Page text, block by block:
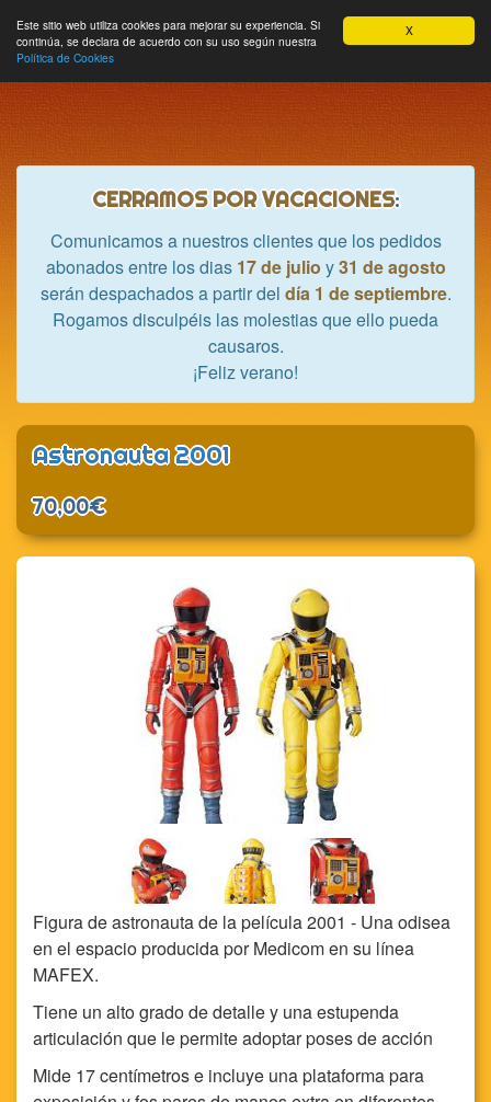
X
Este sitio web utiliza cookies para mejorar su experiencia. Si
continúa, se declara de acuerdo con su uso según nuestra
Política de Cookies
Hobbycrash Mi cuenta
CERRAMOS POR VACACIONES:
Comunicamos a nuestros clientes que los pedidos
abonados entre los dias 17 de julio y31 de agosto
serán despachados a partir del día 1 de septiembre.
Rogamos disculpéis las molestias que ello pueda
causaros.
¡Feliz verano!
Astronauta 2001
70,00€
Figura de astronauta de la película 2001 - Una odisea
en el espacio producida por Medicom en su línea
MAFEX.
Tiene un alto grado de detalle y una estupenda
articulación que le permite adoptar poses de acción
Mide 17 centímetros e incluye una plataforma para